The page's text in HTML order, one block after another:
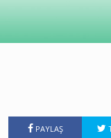
PAYLAŞ